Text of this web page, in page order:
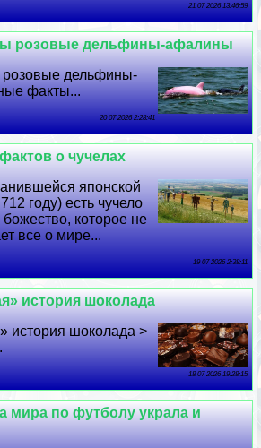
21 07 2026 13:46:59
розовые дельфины-афалины
дельфины-
факты...
20 07 2026 2:28:41
о чучелах
японской
году) есть чучело
которое не
все о мире...
19 07 2026 2:38:11
история шоколада
история шоколада >
18 07 2026 19:28:15
мира по футболу украла и